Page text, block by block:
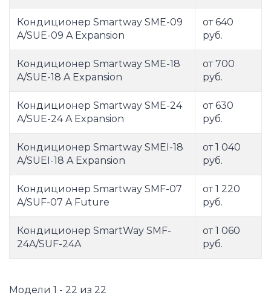
Кондиционер Smartway SME-09
A/SUE-09 A Expansion
от 640
руб.
Кондиционер Smartway SME-18
A/SUE-18 A Expansion
от 700
руб.
Кондиционер Smartway SME-24
A/SUE-24 A Expansion
от 630
руб.
Кондиционер Smartway SMEI-18
A/SUEI-18 A Expansion
от 1 040
руб.
Кондиционер Smartway SMF-07
A/SUF-07 A Future
от 1 220
руб.
Кондиционер SmartWay SMF-
24A/SUF-24A
от 1 060
руб.
Модели 1 - 22 из 22